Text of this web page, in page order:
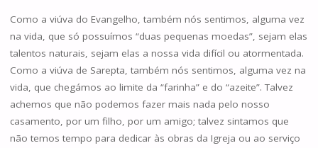
Como a viúva do Evangelho, também nós sentimos, alguma vez
na vida, que só possuímos “duas pequenas moedas”, sejam elas
talentos naturais, sejam elas a nossa vida difícil ou atormentada.
Como a viúva de Sarepta, também nós sentimos, alguma vez na
vida, que chegámos ao limite da “farinha” e do “azeite”. Talvez
achemos que não podemos fazer mais nada pelo nosso
casamento, por um filho, por um amigo; talvez sintamos que
não temos tempo para dedicar às obras da Igreja ou ao serviço